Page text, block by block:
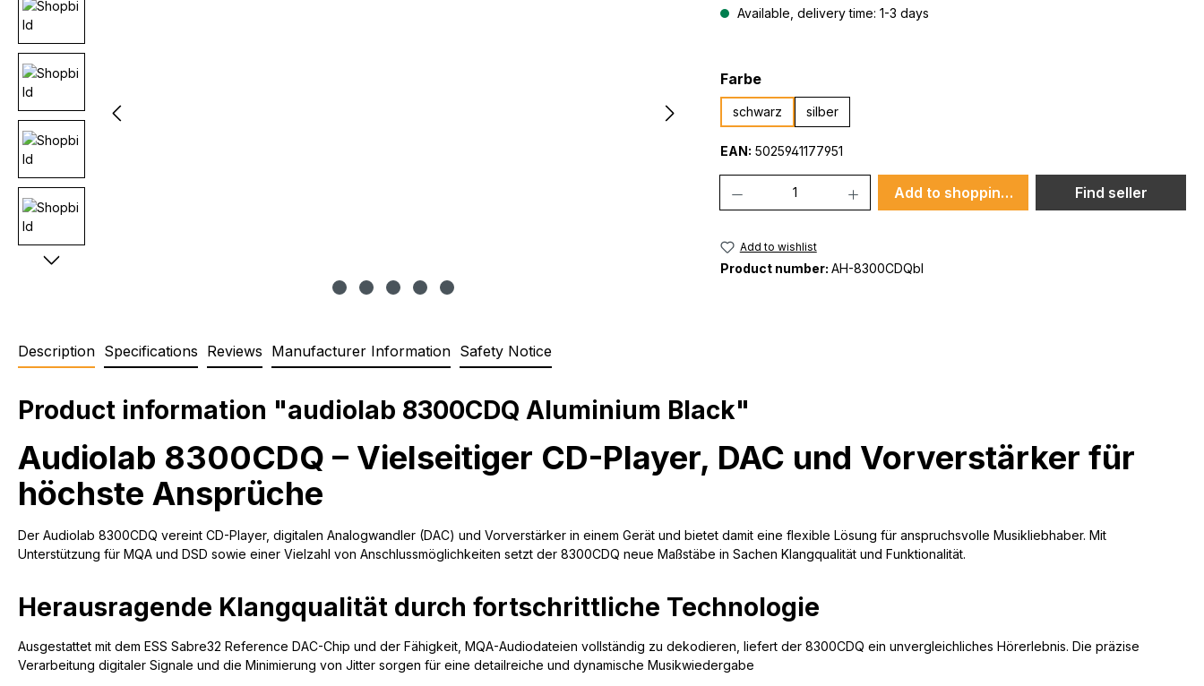
Available, delivery time: 1-3 days
Select
Farbe
schwarz silber
EAN: 5025941177951
Add to shopping cart Find seller
Add to wishlist
Product number: AH-8300CDQbl
Description Specifications Reviews Manufacturer Information Safety Notice
Product information "audiolab 8300CDQ Aluminium Black"
Audiolab 8300CDQ – Vielseitiger CD-Player, DAC und Vorverstärker für
höchste Ansprüche
Der Audiolab 8300CDQ vereint CD-Player, digitalen Analogwandler (DAC) und Vorverstärker in einem Gerät und bietet damit eine flexible Lösung für anspruchsvolle Musikliebhaber. Mit
Unterstützung für MQA und DSD sowie einer Vielzahl von Anschlussmöglichkeiten setzt der 8300CDQ neue Maßstäbe in Sachen Klangqualität und Funktionalität.
Herausragende Klangqualität durch fortschrittliche Technologie
Ausgestattet mit dem ESS Sabre32 Reference DAC-Chip und der Fähigkeit, MQA-Audiodateien vollständig zu dekodieren, liefert der 8300CDQ ein unvergleichliches Hörerlebnis. Die präzise
Verarbeitung digitaler Signale und die Minimierung von Jitter sorgen für eine detailreiche und dynamische Musikwiedergabe